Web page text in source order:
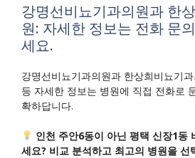
강명선비뇨기과의원과 한
원: 자세한 정보는 전화 문
세요.
강명선비뇨기과의원과 한상희비뇨기
등 자세한 정보는 병원에 직접 전화로
확하답니다.
인천 주안6동이 아닌 평택 신장1동
세요? 비교 분석하고 최고의 병원을 선